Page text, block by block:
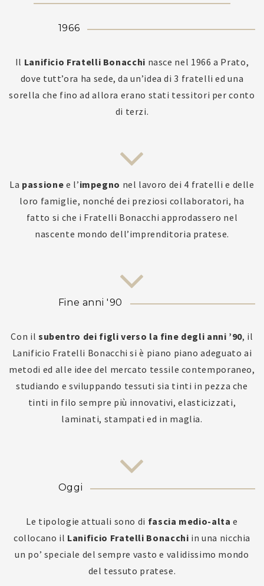
1966
Il Lanificio Fratelli Bonacchi nasce nel 1966 a Prato,
dove tutt’ora ha sede, da un’idea di 3 fratelli ed una
sorella che fino ad allora erano stati tessitori per conto
di terzi.
La passione e l’impegno nel lavoro dei 4 fratelli e delle
loro famiglie, nonché dei preziosi collaboratori, ha
fatto si che i Fratelli Bonacchi approdassero nel
nascente mondo dell’imprenditoria pratese.
Fine anni '90
Con il subentro dei figli verso la fine degli anni ’90, il
Lanificio Fratelli Bonacchi si è piano piano adeguato ai
metodi ed alle idee del mercato tessile contemporaneo,
studiando e sviluppando tessuti sia tinti in pezza che
tinti in filo sempre più innovativi, elasticizzati,
laminati, stampati ed in maglia.
Oggi
Le tipologie attuali sono di fascia medio-alta e
collocano il Lanificio Fratelli Bonacchi in una nicchia
un po’ speciale del sempre vasto e validissimo mondo
del tessuto pratese.